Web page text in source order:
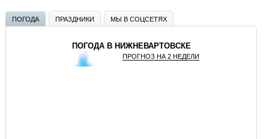
ПОГОДА ПРАЗДНИКИ МЫ В СОЦСЕТЯХ
ПОГОДА В НИЖНЕВАРТОВСКЕ
ПРОГНОЗ НА 2 НЕДЕЛИ